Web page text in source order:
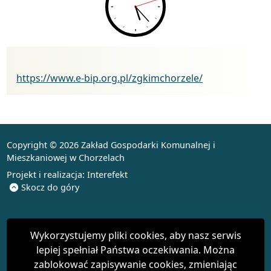
Wykorzystujemy pliki cookies, aby nasz serwis
lepiej spełniał Państwa oczekiwania. Można
zablokować zapisywanie cookies, zmieniając
https://www.e-bip.org.pl/zgkimchorzele/
Copyright © 2026 Zakład Gospodarki Komunalnej i
Mieszkaniowej w Chorzelach
Projekt i realizacja:Interefekt
Skocz do góry